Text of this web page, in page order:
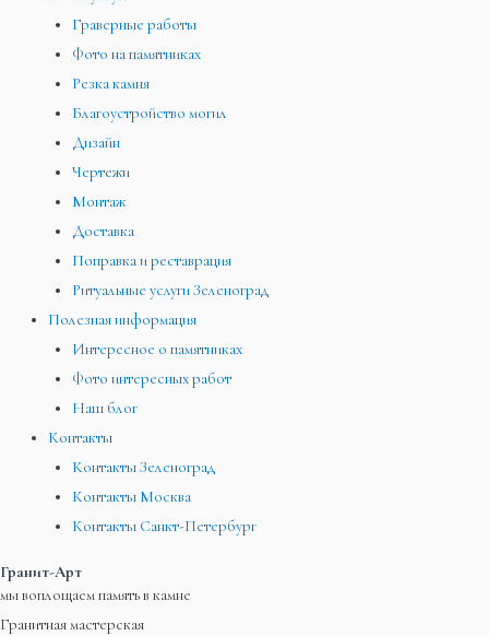
Граверные работы
Фото на памятниках
Резка камня
Благоустройство могил
Дизайн
Чертежи
Монтаж
Доставка
Поправка и реставрация
Ритуальные услуги Зеленоград
Полезная информация
Интересное о памятниках
Фото интересных работ
Наш блог
Контакты
Контакты Зеленоград
Контакты Москва
Контакты Санкт-Петербург
Гранит-Арт
мы воплощаем память в камне
Гранитная мастерская